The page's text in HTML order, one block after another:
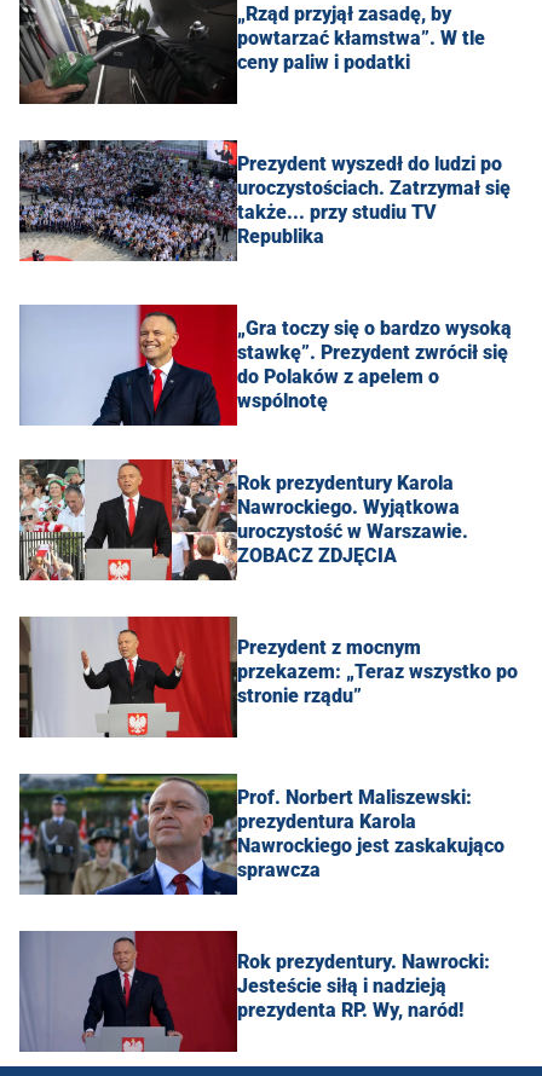
„Rząd przyjął zasadę, by
powtarzać kłamstwa”. W tle
ceny paliw i podatki
Prezydent wyszedł do ludzi po
uroczystościach. Zatrzymał się
także... przy studiu TV
Republika
„Gra toczy się o bardzo wysoką
stawkę”. Prezydent zwrócił się
do Polaków z apelem o
wspólnotę
Rok prezydentury Karola
Nawrockiego. Wyjątkowa
uroczystość w Warszawie.
ZOBACZ ZDJĘCIA
Prezydent z mocnym
przekazem: „Teraz wszystko po
stronie rządu”
Prof. Norbert Maliszewski:
prezydentura Karola
Nawrockiego jest zaskakująco
sprawcza
Rok prezydentury. Nawrocki:
Jesteście siłą i nadzieją
prezydenta RP. Wy, naród!